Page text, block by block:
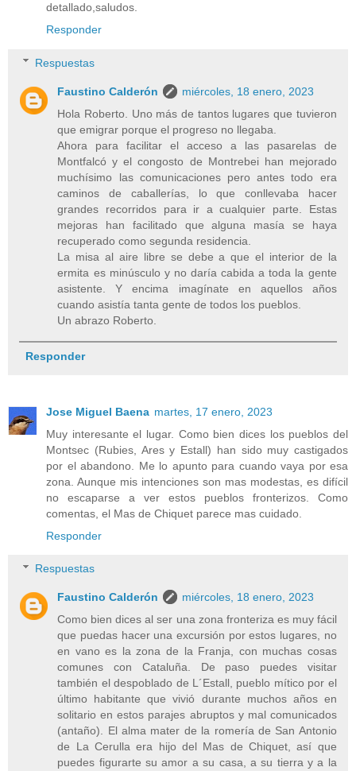
detallado,saludos.
Responder
Respuestas
Faustino Calderón
miércoles, 18 enero, 2023
Hola Roberto. Uno más de tantos lugares que tuvieron
que emigrar porque el progreso no llegaba.
Ahora para facilitar el acceso a las pasarelas de
Montfalcó y el congosto de Montrebei han mejorado
muchísimo las comunicaciones pero antes todo era
caminos de caballerías, lo que conllevaba hacer
grandes recorridos para ir a cualquier parte. Estas
mejoras han facilitado que alguna masía se haya
recuperado como segunda residencia.
La misa al aire libre se debe a que el interior de la
ermita es minúsculo y no daría cabida a toda la gente
asistente. Y encima imagínate en aquellos años
cuando asistía tanta gente de todos los pueblos.
Un abrazo Roberto.
Responder
Jose Miguel Baena martes, 17 enero, 2023
Muy interesante el lugar. Como bien dices los pueblos del
Montsec (Rubies, Ares y Estall) han sido muy castigados
por el abandono. Me lo apunto para cuando vaya por esa
zona. Aunque mis intenciones son mas modestas, es difícil
no escaparse a ver estos pueblos fronterizos. Como
comentas, el Mas de Chiquet parece mas cuidado.
Responder
Respuestas
Faustino Calderón
miércoles, 18 enero, 2023
Como bien dices al ser una zona fronteriza es muy fácil
que puedas hacer una excursión por estos lugares, no
en vano es la zona de la Franja, con muchas cosas
comunes con Cataluña. De paso puedes visitar
también el despoblado de L´Estall, pueblo mítico por el
último habitante que vivió durante muchos años en
solitario en estos parajes abruptos y mal comunicados
(antaño). El alma mater de la romería de San Antonio
de La Cerulla era hijo del Mas de Chiquet, así que
puedes figurarte su amor a su casa, a su tierra y a la